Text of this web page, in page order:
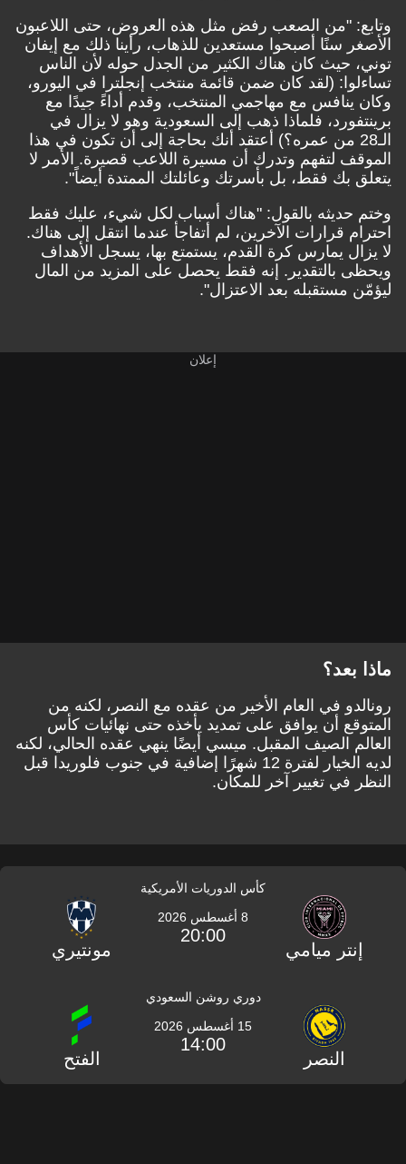
وتابع: "من الصعب رفض مثل هذه العروض، حتى اللاعبون
الأصغر سنًا أصبحوا مستعدين للذهاب، رأينا ذلك مع إيفان
توني، حيث كان هناك الكثير من الجدل حوله لأن الناس
تساءلوا: (لقد كان ضمن قائمة منتخب إنجلترا في اليورو،
وكان ينافس مع مهاجمي المنتخب، وقدم أداءً جيدًا مع
برينتفورد، فلماذا ذهب إلى السعودية وهو لا يزال في
الـ28 من عمره؟) أعتقد أنك بحاجة إلى أن تكون في هذا
الموقف لتفهم وتدرك أن مسيرة اللاعب قصيرة. الأمر لا
يتعلق بك فقط، بل بأسرتك وعائلتك الممتدة أيضاً".
وختم حديثه بالقول: "هناك أسباب لكل شيء، عليك فقط
احترام قرارات الآخرين، لم أتفاجأ عندما انتقل إلى هناك.
لا يزال يمارس كرة القدم، يستمتع بها، يسجل الأهداف
ويحظى بالتقدير. إنه فقط يحصل على المزيد من المال
ليؤمّن مستقبله بعد الاعتزال".
ماذا بعد؟
رونالدو في العام الأخير من عقده مع النصر، لكنه من
المتوقع أن يوافق على تمديد يأخذه حتى نهائيات كأس
العالم الصيف المقبل. ميسي أيضًا ينهي عقده الحالي، لكنه
لديه الخيار لفترة 12 شهرًا إضافية في جنوب فلوريدا قبل
النظر في تغيير آخر للمكان.
كأس الدوريات الأمريكية
إنتر ميامي
8 أغسطس 2026
20:00
مونتيري
دوري روشن السعودي
النصر
15 أغسطس 2026
14:00
الفتح